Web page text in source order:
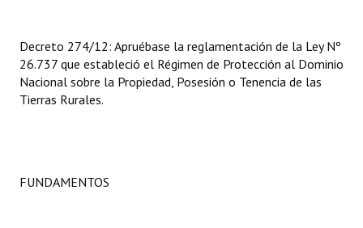
Resoluciones
Resoluciones de Presidencia
Noticias Destacadas
Decreto 274/12: Apruébase la reglamentación de la Ley Nº
26.737 que estableció el Régimen de Protección al Dominio
Nacional sobre la Propiedad, Posesión o Tenencia de las
Tierras Rurales.
FUNDAMENTOS